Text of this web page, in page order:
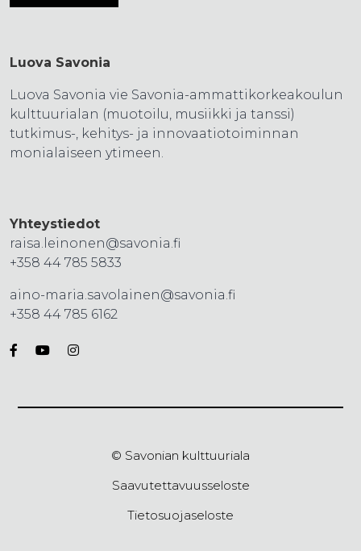
Luova Savonia
Luova Savonia vie Savonia-ammattikorkeakoulun
kulttuurialan (muotoilu, musiikki ja tanssi)
tutkimus-, kehitys- ja innovaatiotoiminnan
monialaiseen ytimeen.
Yhteystiedot
raisa.leinonen@savonia.fi
+358 44 785 5833
aino-maria.savolainen@savonia.fi
+358 44 785 6162
© Savonian kulttuuriala
Saavutettavuusseloste
Tietosuojaseloste